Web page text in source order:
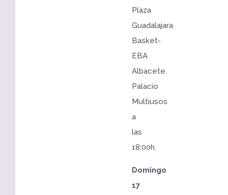
Plaza
Guadalajara
Basket-
EBA
Albacete.
Palacio
Multiusos
a
las
18:00h.
Domingo
17